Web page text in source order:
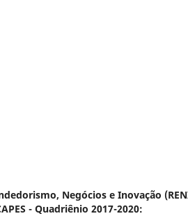
Negócios e Inovação
- Quadriênio 2017-2020: